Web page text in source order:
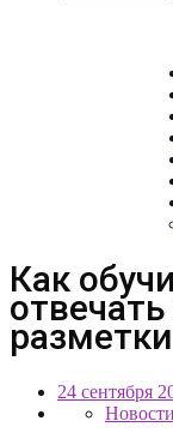
Как
разметки
24 сентября
Новости